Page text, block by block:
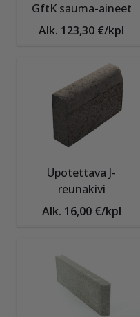
GftK sauma-aineet
Alk. 123,30 €/kpl
Upotettava J-
reunakivi
Alk. 16,00 €/kpl